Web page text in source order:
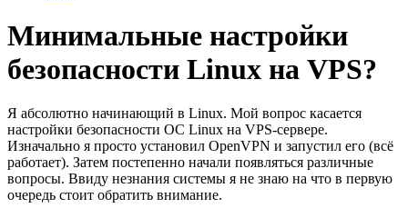
Минимальные настройки
безопасности Linux на VPS?
Я абсолютно начинающий в Linux. Мой вопрос касается
настройки безопасности ОС Linux на VPS-сервере.
Изначально я просто установил OpenVPN и запустил его (всё
работает). Затем постепенно начали появляться различные
вопросы. Ввиду незнания системы я не знаю на что в первую
очередь стоит обратить внимание.